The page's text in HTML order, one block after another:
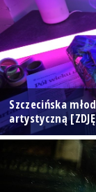
Szczecińska
artystyczną